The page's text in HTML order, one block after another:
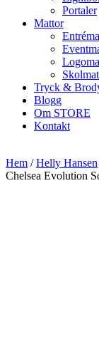
Portaler
Mattor
Tryck &
Blogg
Om STORE
Kontakt
Hem /Helly Hansen
Chelsea Evolution